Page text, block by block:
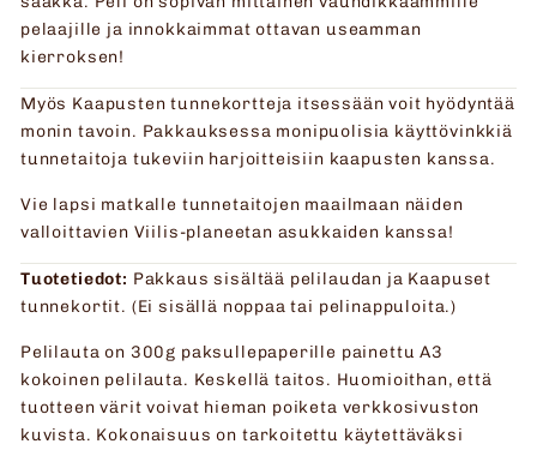
pelaajille ja innokkaimmat ottavan useamman
kierroksen!
Myös Kaapusten tunnekortteja itsessään voit hyödyntää
monin tavoin. Pakkauksessa monipuolisia käyttövinkkiä
tunnetaitoja tukeviin harjoitteisiin kaapusten kanssa.
Vie lapsi matkalle tunnetaitojen maailmaan näiden
valloittavien Viilis-planeetan asukkaiden kanssa!
Tuotetiedot: Pakkaus sisältää pelilaudan ja Kaapuset
tunnekortit. (Ei sisällä noppaa tai pelinappuloita.)
Pelilauta on 300g paksullepaperille painettu A3
kokoinen pelilauta. Keskellä taitos. Huomioithan, että
tuotteen värit voivat hieman poiketa verkkosivuston
kuvista. Kokonaisuus on tarkoitettu käytettäväksi